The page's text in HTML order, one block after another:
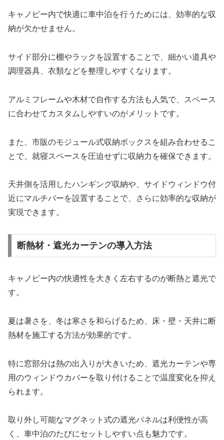
キャノピー内で快適に車中泊を行うためには、効率的な収
納が欠かせません。
サイド部分に棚やラックを設置することで、細かい道具や
調理器具、衣類などを整理しやすくなります。
アルミフレームや木材で自作する方法も人気で、スペース
に合わせてカスタムしやすいのがメリットです。
また、市販のモジュール式収納ボックスを組み合わせるこ
とで、就寝スペースを圧迫せずに収納力を確保できます。
天井側を活用したハンギング収納や、サイドウィンドウ付
近にマルチバーを設置することで、さらに効率的な収納が
実現できます。
断熱材・遮光カーテンの導入方法
キャノピー内の快適性を大きく左右するのが断熱と遮光で
す。
夏は暑さを、冬は寒さを和らげるため、床・壁・天井に断
熱材を施工する方法が効果的です。
特に窓部分は熱の出入りが大きいため、遮光カーテンや専
用のウィンドウカバーを取り付けることで温度変化を抑え
られます。
取り外し可能なマグネット式の遮光パネルは利便性が高
く、車中泊のたびにセットしやすい点も魅力です。